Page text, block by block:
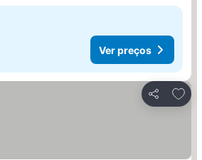
Ver preços
Partilhar